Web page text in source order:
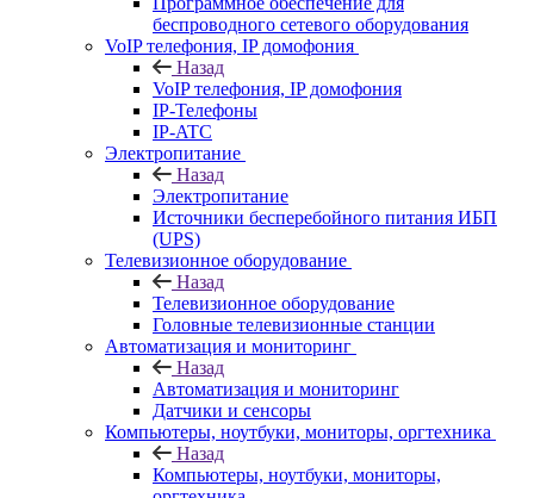
беспроводного сетевого оборудования
VoIP телефония, IP домофония
Назад
VoIP телефония, IP домофония
IP-Телефоны
IP-ATC
Электропитание
Назад
Электропитание
Источники бесперебойного питания ИБП
(UPS)
Телевизионное оборудование
Назад
Телевизионное оборудование
Головные телевизионные станции
Автоматизация и мониторинг
Назад
Автоматизация и мониторинг
Датчики и сенсоры
Компьютеры, ноутбуки, мониторы, оргтехника
Назад
Компьютеры, ноутбуки, мониторы,